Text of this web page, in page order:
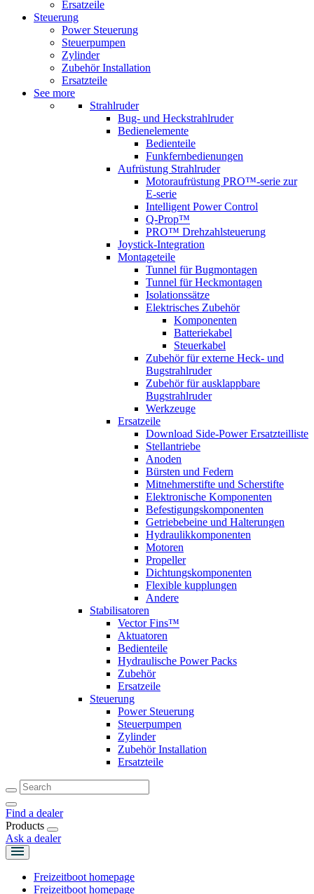
Ersatzeile
Steuerung
Power Steuerung
Steuerpumpen
Zylinder
Zubehör Installation
Ersatzteile
See more
Strahlruder
Bug- und Heckstrahlruder
Bedienelemente
Bedienteile
Funkfernbedienungen
Aufrüstung Strahlruder
Motoraufrüstung PRO™-serie zur
E-serie
Intelligent Power Control
Q-Prop™
PRO™ Drehzahlsteuerung
Joystick-Integration
Montageteile
Tunnel für Bugmontagen
Tunnel für Heckmontagen
Isolationssätze
Elektrisches Zubehör
Komponenten
Batteriekabel
Steuerkabel
Zubehör für externe Heck- und
Bugstrahlruder
Zubehör für ausklappbare
Bugstrahlruder
Werkzeuge
Ersatzeile
Download Side-Power Ersatzteilliste
Stellantriebe
Anoden
Bürsten und Federn
Mitnehmerstifte und Scherstifte
Elektronische Komponenten
Befestigungskomponenten
Getriebebeine und Halterungen
Hydraulikkomponenten
Motoren
Propeller
Dichtungskomponenten
Flexible kupplungen
Andere
Stabilisatoren
Vector Fins™
Aktuatoren
Bedienteile
Hydraulische Power Packs
Zubehör
Ersatzeile
Steuerung
Power Steuerung
Steuerpumpen
Zylinder
Zubehör Installation
Ersatzteile
Find a dealer
Products
Ask a dealer
Freizeitboot homepage
Freizeitboot homepage